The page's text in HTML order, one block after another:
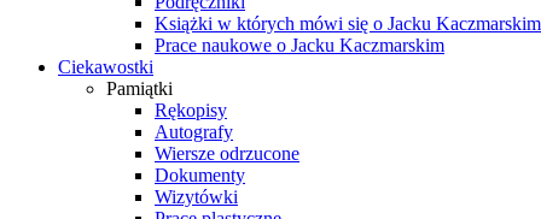
Książki w których mówi się o Jacku Kaczmarskim
Prace naukowe o Jacku Kaczmarskim
Ciekawostki
Pamiątki
Rękopisy
Autografy
Wiersze odrzucone
Dokumenty
Wizytówki